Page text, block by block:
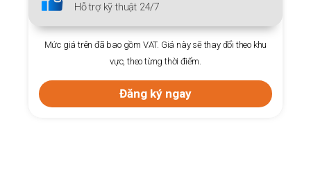
Hỗ trợ kỹ thuật 24/7
Mức giá trên đã bao gồm VAT. Giá này sẽ thay đổi theo khu
vực, theo từng thời điểm.
Đăng ký ngay